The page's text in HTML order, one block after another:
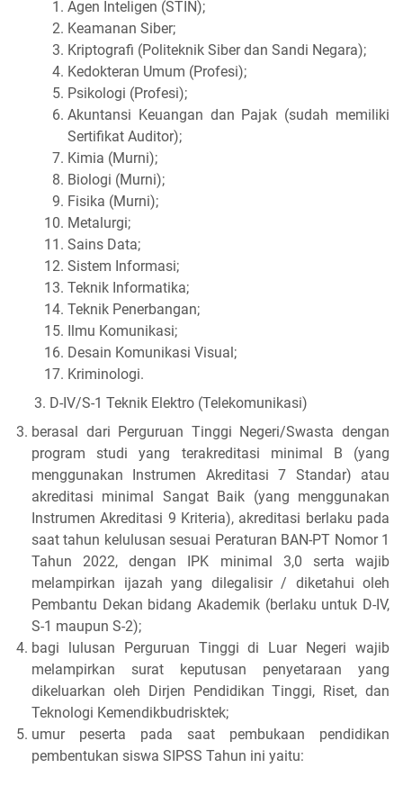
Agen Inteligen (STIN);
Keamanan Siber;
Kriptografi (Politeknik Siber dan Sandi Negara);
Kedokteran Umum (Profesi);
Psikologi (Profesi);
Akuntansi Keuangan dan Pajak (sudah memiliki
Sertifikat Auditor);
Kimia (Murni);
Biologi (Murni);
Fisika (Murni);
Metalurgi;
Sains Data;
Sistem Informasi;
Teknik Informatika;
Teknik Penerbangan;
Ilmu Komunikasi;
Desain Komunikasi Visual;
Kriminologi.
D-IV/S-1 Teknik Elektro (Telekomunikasi)
berasal dari Perguruan Tinggi Negeri/Swasta dengan
program studi yang terakreditasi minimal B (yang
menggunakan Instrumen Akreditasi 7 Standar) atau
akreditasi minimal Sangat Baik (yang menggunakan
Instrumen Akreditasi 9 Kriteria), akreditasi berlaku pada
saat tahun kelulusan sesuai Peraturan BAN-PT Nomor 1
Tahun 2022, dengan IPK minimal 3,0 serta wajib
melampirkan ijazah yang dilegalisir / diketahui oleh
Pembantu Dekan bidang Akademik (berlaku untuk D-IV,
S-1 maupun S-2);
bagi lulusan Perguruan Tinggi di Luar Negeri wajib
melampirkan surat keputusan penyetaraan yang
dikeluarkan oleh Dirjen Pendidikan Tinggi, Riset, dan
Teknologi Kemendikbudrisktek;
umur peserta pada saat pembukaan pendidikan
pembentukan siswa SIPSS Tahun ini yaitu: